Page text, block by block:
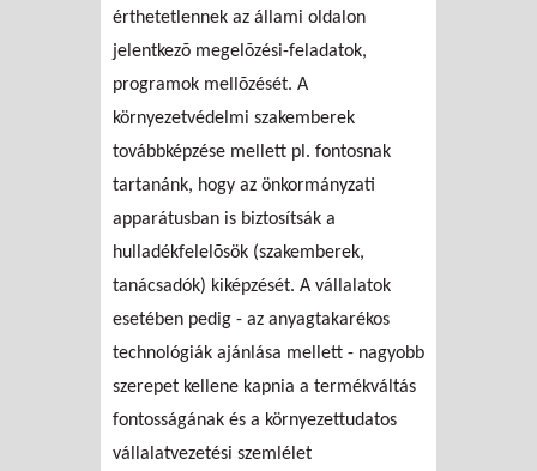
érthetetlennek az állami oldalon
jelentkezõ megelõzési-feladatok,
programok mellõzését. A
környezetvédelmi szakemberek
továbbképzése mellett pl. fontosnak
tartanánk, hogy az önkormányzati
apparátusban is biztosítsák a
hulladékfelelõsök (szakemberek,
tanácsadók) kiképzését. A vállalatok
esetében pedig - az anyagtakarékos
technológiák ajánlása mellett - nagyobb
szerepet kellene kapnia a termékváltás
fontosságának és a környezettudatos
vállalatvezetési szemlélet